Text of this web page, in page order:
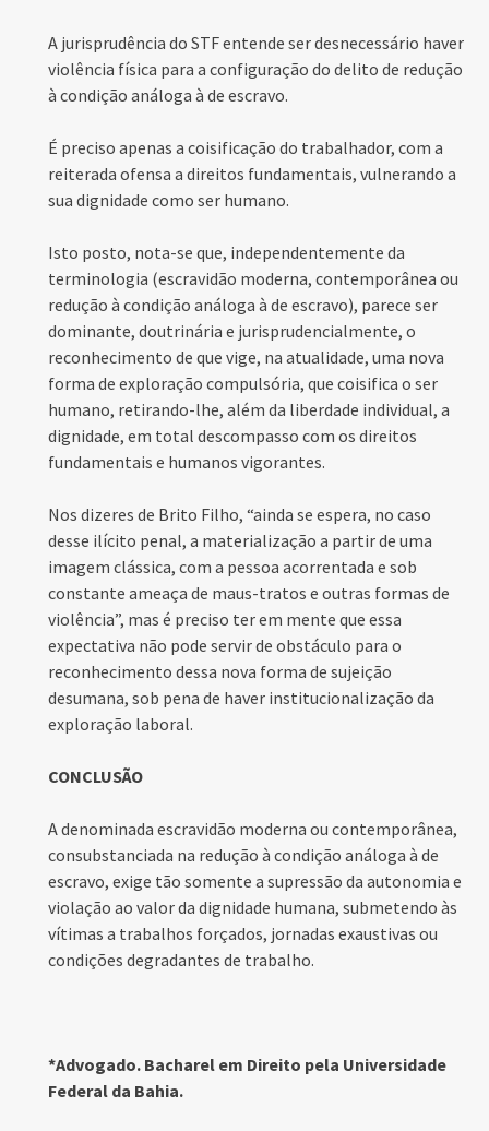
A jurisprudência do STF entende ser desnecessário haver
violência física para a configuração do delito de redução
à condição análoga à de escravo.
É preciso apenas a coisificação do trabalhador, com a
reiterada ofensa a direitos fundamentais, vulnerando a
sua dignidade como ser humano.
Isto posto, nota-se que, independentemente da
terminologia (escravidão moderna, contemporânea ou
redução à condição análoga à de escravo), parece ser
dominante, doutrinária e jurisprudencialmente, o
reconhecimento de que vige, na atualidade, uma nova
forma de exploração compulsória, que coisifica o ser
humano, retirando-lhe, além da liberdade individual, a
dignidade, em total descompasso com os direitos
fundamentais e humanos vigorantes.
Nos dizeres de Brito Filho, “ainda se espera, no caso
desse ilícito penal, a materialização a partir de uma
imagem clássica, com a pessoa acorrentada e sob
constante ameaça de maus-tratos e outras formas de
violência”, mas é preciso ter em mente que essa
expectativa não pode servir de obstáculo para o
reconhecimento dessa nova forma de sujeição
desumana, sob pena de haver institucionalização da
exploração laboral.
CONCLUSÃO
A denominada escravidão moderna ou contemporânea,
consubstanciada na redução à condição análoga à de
escravo, exige tão somente a supressão da autonomia e
violação ao valor da dignidade humana, submetendo às
vítimas a trabalhos forçados, jornadas exaustivas ou
condições degradantes de trabalho.
*Advogado. Bacharel em Direito pela Universidade
Federal da Bahia.